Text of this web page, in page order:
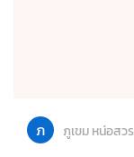
ภ ภูเขม หน่อสว